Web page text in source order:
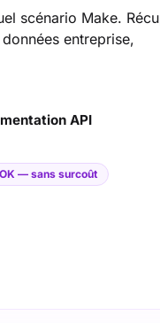
scénario Make.
entreprise,
API
— sans surcoût